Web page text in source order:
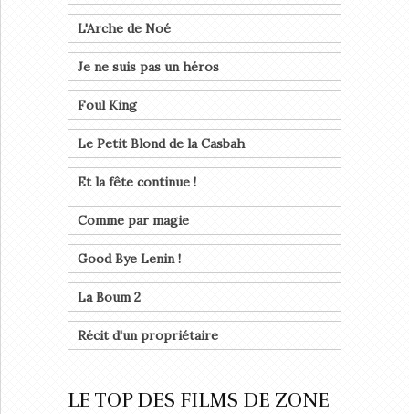
L'Arche de Noé
Je ne suis pas un héros
Foul King
Le Petit Blond de la Casbah
Et la fête continue !
Comme par magie
Good Bye Lenin !
La Boum 2
Récit d'un propriétaire
LE TOP DES FILMS DE ZONE